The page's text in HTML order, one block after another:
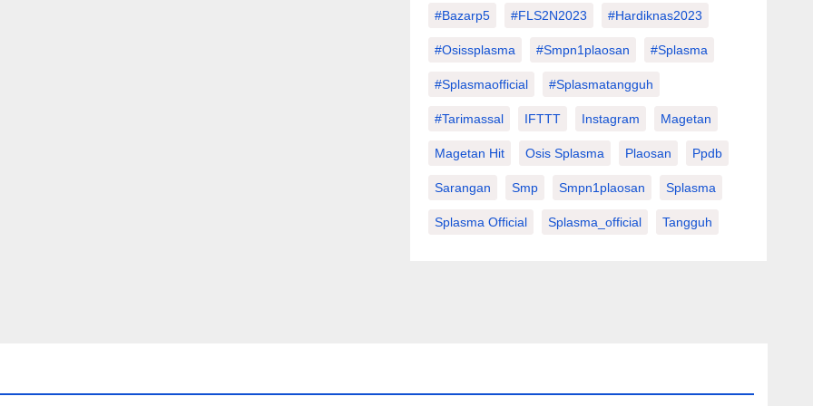
#Bazarp5 #FLS2N2023 #hardiknas2023
#osissplasma #smpn1plaosan #splasma
#splasmaofficial #splasmatangguh
#tarimassal IFTTT Instagram Magetan
Magetan Hit Osis Splasma Plaosan Ppdb
Sarangan Smp Smpn1plaosan Splasma
Splasma Official Splasma_official Tangguh